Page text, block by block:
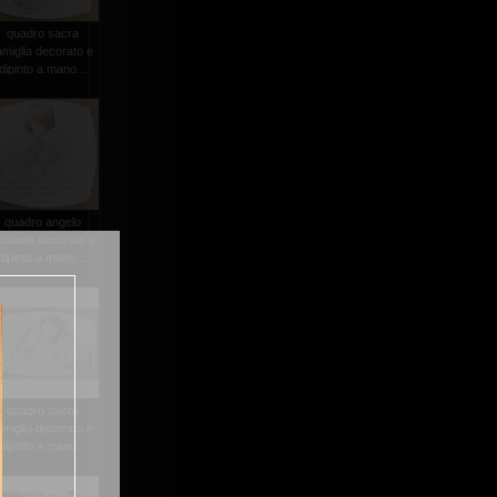
quadro sacra
decorato e
dipinto a mano...
quadro angelo